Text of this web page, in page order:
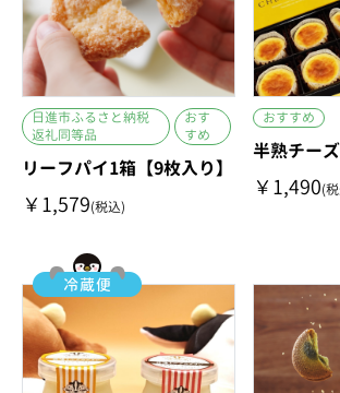
日進市ふるさと納税
返礼同等品
おす
すめ
リーフパイ1箱【9枚入り】
￥1,579(税込)
おすすめ
半熟チー
￥1,490(